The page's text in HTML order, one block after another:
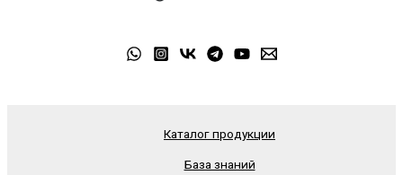
Каталог продукции
База знаний